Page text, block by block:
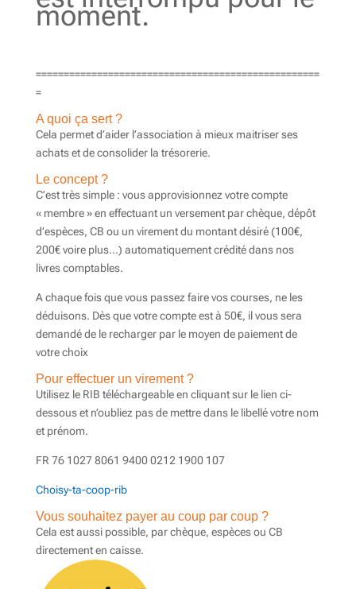
moment.
===================================================
=
A quoi ça sert ?
Cela permet d’aider l’association à mieux maitriser ses
achats et de consolider la trésorerie.
Le concept ?
C’est très simple : vous approvisionnez votre compte
« membre » en effectuant un versement par chèque, dépôt
d’espèces, CB ou un virement du montant désiré (100€,
200€ voire plus…) automatiquement crédité dans nos
livres comptables.
A chaque fois que vous passez faire vos courses, ne les
déduisons. Dès que votre compte est à 50€, il vous sera
demandé de le recharger par le moyen de paiement de
votre choix
Pour effectuer un virement ?
Utilisez le RIB téléchargeable en cliquant sur le lien ci-
dessous et n’oubliez pas de mettre dans le libellé votre nom
et prénom.
FR 76 1027 8061 9400 0212 1900 107
Choisy-ta-coop-rib
Vous souhaitez payer au coup par coup ?
Cela est aussi possible, par chèque, espèces ou CB
directement en caisse.